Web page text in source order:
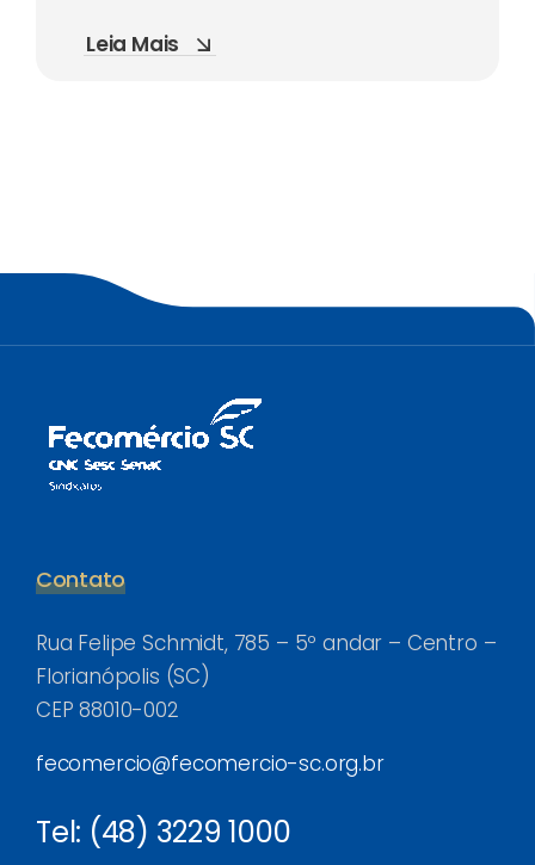
Leia Mais
Contato
Rua Felipe Schmidt, 785 – 5º andar – Centro –
Florianópolis (SC)
CEP 88010-002
fecomercio@fecomercio-sc.org.br
Tel: (48) 3229 1000